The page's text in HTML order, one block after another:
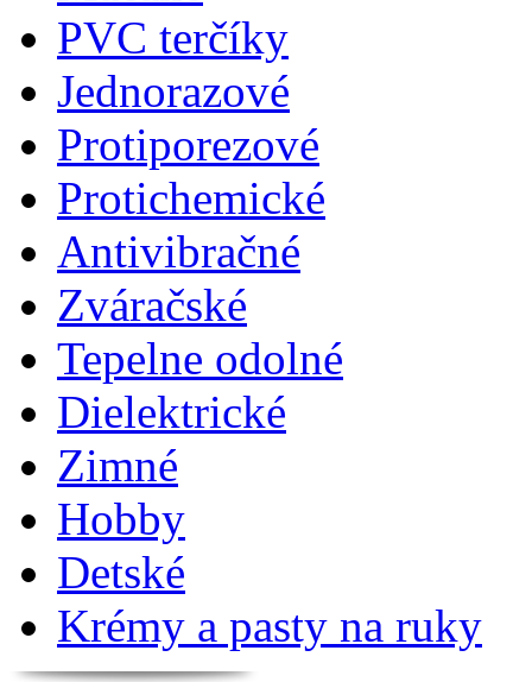
PVC terčíky
Jednorazové
Protiporezové
Protichemické
Antivibračné
Zváračské
Tepelne odolné
Dielektrické
Zimné
Hobby
Detské
Krémy a pasty na ruky